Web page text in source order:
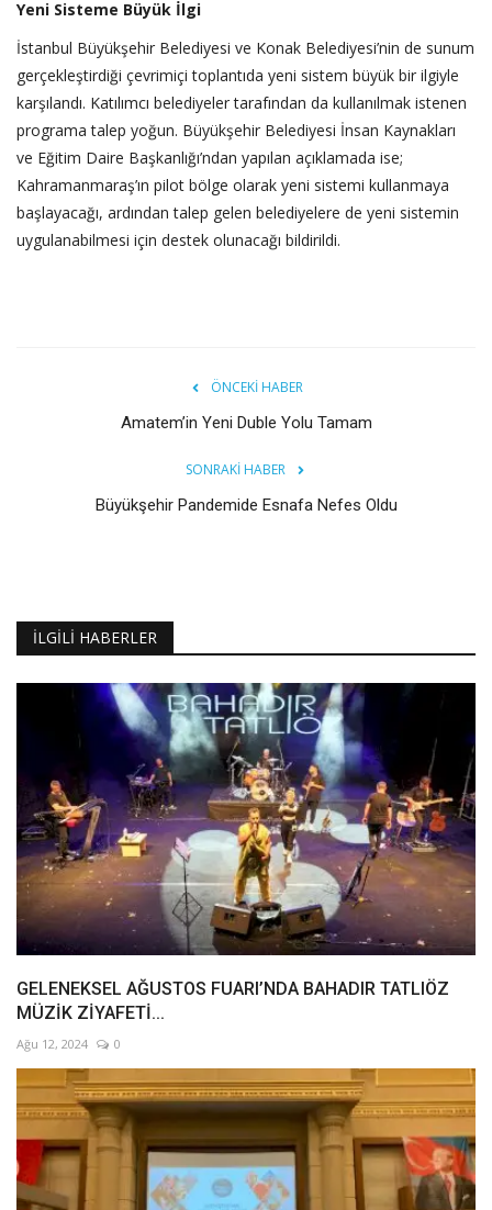
Yeni Sisteme Büyük İlgi
İstanbul Büyükşehir Belediyesi ve Konak Belediyesi’nin de sunum
gerçekleştirdiği çevrimiçi toplantıda yeni sistem büyük bir ilgiyle
karşılandı. Katılımcı belediyeler tarafından da kullanılmak istenen
programa talep yoğun. Büyükşehir Belediyesi İnsan Kaynakları
ve Eğitim Daire Başkanlığı’ndan yapılan açıklamada ise;
Kahramanmaraş’ın pilot bölge olarak yeni sistemi kullanmaya
başlayacağı, ardından talep gelen belediyelere de yeni sistemin
uygulanabilmesi için destek olunacağı bildirildi.
ÖNCEKI HABER
Amatem’in Yeni Duble Yolu Tamam
SONRAKI HABER
Büyükşehir Pandemide Esnafa Nefes Oldu
İLGILI HABERLER
GELENEKSEL AĞUSTOS FUARI’NDA BAHADIR TATLIÖZ
MÜZİK ZİYAFETİ...
Ağu 12, 2024 0